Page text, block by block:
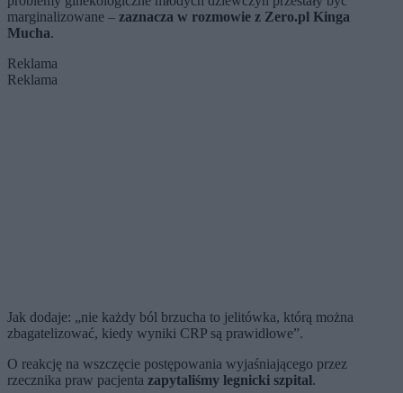
marginalizowane – zaznacza w rozmowie z Zero.pl Kinga
Mucha.
Reklama
Reklama
Jak dodaje: „nie każdy ból brzucha to jelitówka, którą można
zbagatelizować, kiedy wyniki CRP są prawidłowe”.
O reakcję na wszczęcie postępowania wyjaśniającego przez
rzecznika praw pacjenta zapytaliśmy legnicki szpital.